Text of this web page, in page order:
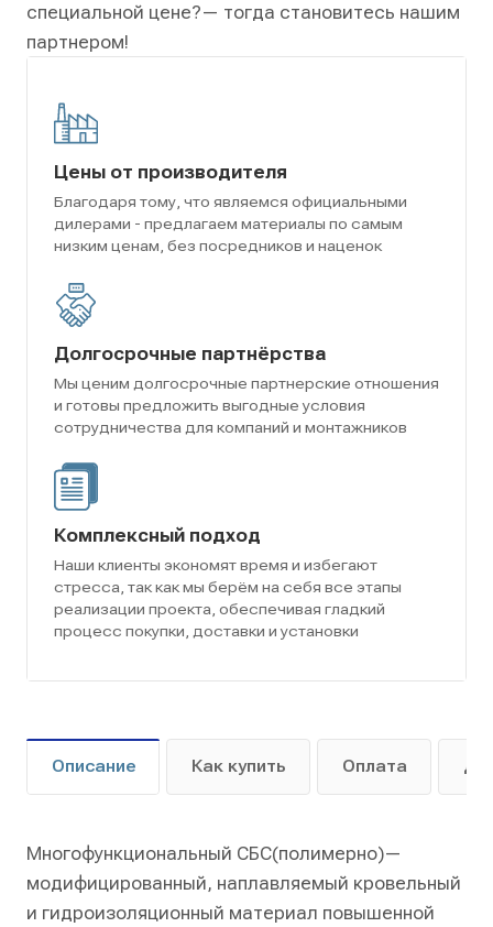
специальной цене?— тогда становитесь нашим
партнером!
Цены от производителя
Благодаря тому, что являемся официальными
дилерами - предлагаем материалы по самым
низким ценам, без посредников и наценок
Долгосрочные партнёрства
Мы ценим долгосрочные партнерские отношения
и готовы предложить выгодные условия
сотрудничества для компаний и монтажников
Комплексный подход
Наши клиенты экономят время и избегают
стресса, так как мы берём на себя все этапы
реализации проекта, обеспечивая гладкий
процесс покупки, доставки и установки
Описание Как купить Оплата
Многофункциональный СБС(полимерно)—
модифицированный, наплавляемый кровельный
и гидроизоляционный материал повышенной